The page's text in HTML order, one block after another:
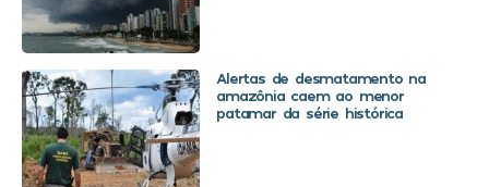
Alertas de desmatamento na
amazônia caem ao menor
patamar da série histórica